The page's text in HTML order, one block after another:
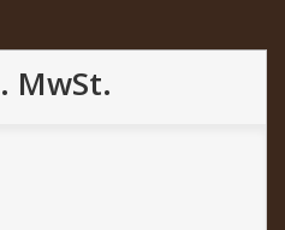
MwSt.